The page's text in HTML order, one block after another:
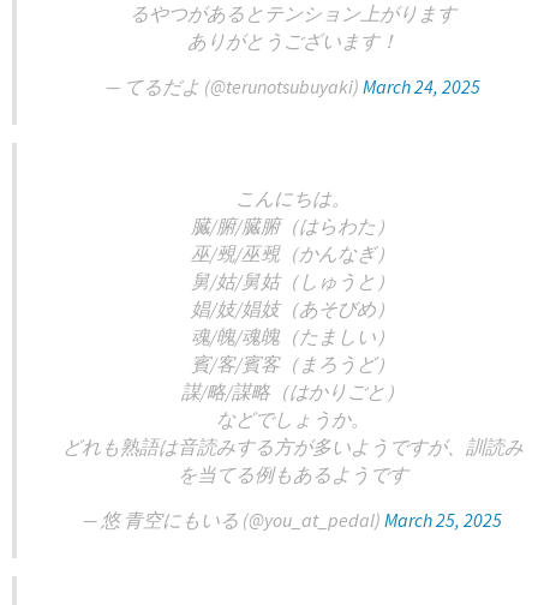
るやつがあるとテンション上がります
ありがとうございます！
— てるだよ (@terunotsubuyaki) March 24, 2025
こんにちは。
臓/腑/臓腑（はらわた）
巫/覡/巫覡（かんなぎ）
舅/姑/舅姑（しゅうと）
娼/妓/娼妓（あそびめ）
魂/魄/魂魄（たましい）
賓/客/賓客（まろうど）
謀/略/謀略（はかりごと）
などでしょうか。
どれも熟語は音読みする方が多いようですが、訓読み
を当てる例もあるようです
— 悠 青空にもいる (@you_at_pedal) March 25, 2025